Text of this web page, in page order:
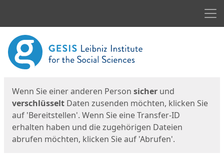
Start
Wenn Sie einer anderen Person sicher und
verschlüsselt Daten zusenden möchten, klicken Sie
auf 'Bereitstellen'. Wenn Sie eine Transfer-ID
erhalten haben und die zugehörigen Dateien
abrufen möchten, klicken Sie auf 'Abrufen'.